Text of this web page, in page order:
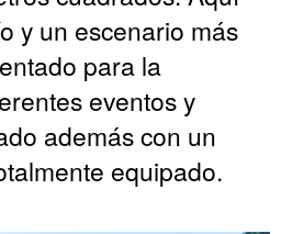
y un escenario más
para la
eventos y
además con un
equipado.